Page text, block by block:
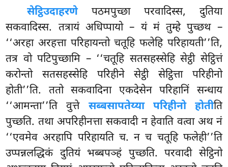
सेट्ठिउदाहरणेपठमपुच्छा परवादिस्स, दुतिया
सकवादिस्स. तत्रायं अधिप्पायो – यं मं तुम्हे पुच्छथ –
‘‘अरहा अरहत्ता परिहायन्तो चतूहि फलेहि परिहायती’’ति,
तत्र वो पटिपुच्छामि – ‘‘चतूहि सतसहस्सेहि सेट्ठी सेट्ठित्तं
करोन्तो सतसहस्सेहि परिहीने सेट्ठी सेट्ठित्ता परिहीनो
होती’’ति. ततो सकवादिना एकदेसेन परिहानिं सन्धाय
‘‘आमन्ता’’ति वुत्ते सब्बसापतेय्या परिहीनो होतीति
पुच्छति. तथा अपरिहीनत्ता सकवादी न हेवाति वत्वा अथ नं
‘‘एवमेव अरहापि परिहायति च. न च चतूहि फलेही’’ति
उप्पन्नलद्धिकं दुतियं भब्बपञ्हं पुच्छति. परवादी सेट्ठिनो